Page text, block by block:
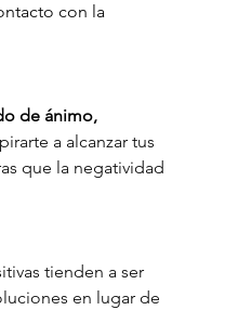
con la
de ánimo,
a alcanzar tus
que la negatividad
tienden a ser
en lugar de